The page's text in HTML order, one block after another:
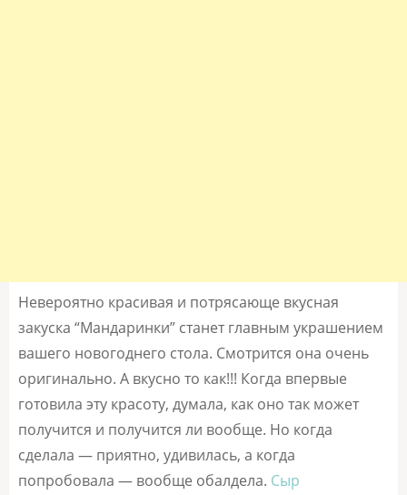
Невероятно красивая и потрясающе вкусная
закуска “Мандаринки” станет главным украшением
вашего новогоднего стола. Смотрится она очень
оригинально. А вкусно то как!!! Когда впервые
готовила эту красоту, думала, как оно так может
получится и получится ли вообще. Но когда
сделала — приятно, удивилась, а когда
попробовала — вообще обалдела. Сыр